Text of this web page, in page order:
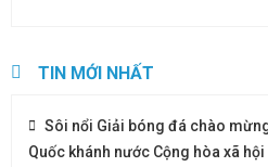
TIN MỚI NHẤT
Sôi nổi Giải bóng đá chào
Quốc khánh nước Cộng hòa xã